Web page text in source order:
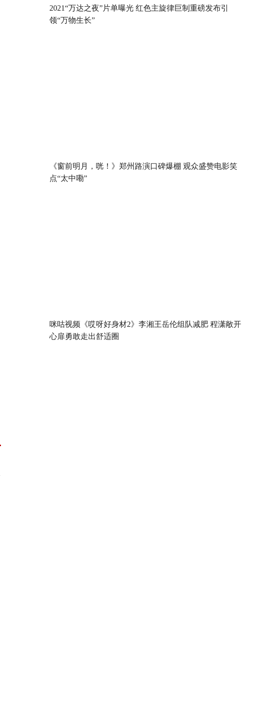
2021“万达之夜”片单曝光 红色主旋律巨制重磅发布引
领“万物生长”
《窗前明月，咣！》郑州路演口碑爆棚 观众盛赞电影笑
点“太中嘞”
咪咕视频《哎呀好身材2》李湘王岳伦组队减肥 程潇敞开
心扉勇敢走出舒适圈